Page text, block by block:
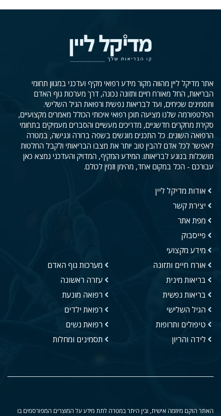
אתר מדיקל ליין מהווה מקור מידע רפואי מקיף ועדכני במגוון תחומי
הבריאות, החל מאורח חיים ותזונה נכונה, דרך מערכות גוף האדם
ותסמינים שכיחים, ועד לבריאות נפשית ורפואת הגיל השלישי.
הפלטפורמה שלנו מציעה תוכן רפואי איכותי הכולל מאמרים מקצועיים,
סקירת מחקרים חדשניים, מדריכים מעשיים והסברים מעמיקים בתחומי
הרפואה השונים. כל התכנים מוגשים בשפה ברורה ונגישה, במטרה
לאפשר לכל אדם להבין טוב יותר את מצבו הבריאותי ולקבל החלטות
מושכלות בנוגע לבריאותו. המידע המקיף, המדויק והעדכני נמצא כאן
עבורכם - הכל במקום אחד, מהימן וזמין לכולם.
אודות מדיקל ליין
יצירת קשר
מפת אתר
פייסבוק
מידע מקצועי
אורח חיים ותזונה
בריאות מינית
בריאות נפשית
הגיל השלישי
טיפולים ותרופות
לידה והריון
מערכות גוף האדם
עזרה ראשונה
רפואה מונעת
רפואת ילדים
רפואת נשים
תסמינים ומחלות
האתר הוקם מיוזמה אישית, ובין היתר במטרה לתת מידע על המוצרים המפורסמים בו